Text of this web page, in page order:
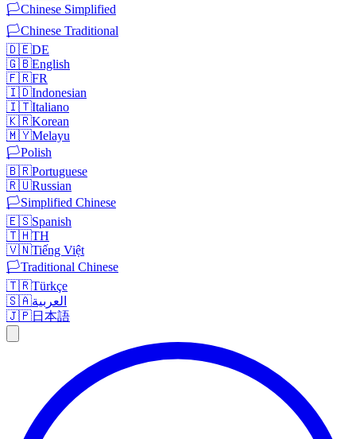
🏳️Chinese Simplified
🏳️Chinese Traditional
🇩🇪DE
🇬🇧English
🇫🇷FR
🇮🇩Indonesian
🇮🇹Italiano
🇰🇷Korean
🇲🇾Melayu
🏳️Polish
🇧🇷Portuguese
🇷🇺Russian
🏳️Simplified Chinese
🇪🇸Spanish
🇹🇭TH
🇻🇳Tiếng Việt
🏳️Traditional Chinese
🇹🇷Türkçe
🇸🇦العربية
🇯🇵日本語